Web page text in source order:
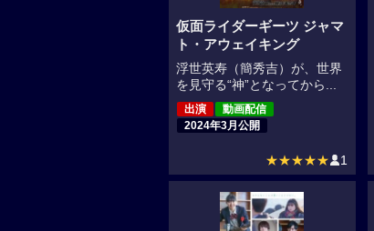
仮面ライダーギーツ ジャマ
ト・アウェイキング
浮世英寿（簡秀吉）が、世界
を見守る“神”となってから...
出演
動画配信
2024年3月公開
★★★★★ 1